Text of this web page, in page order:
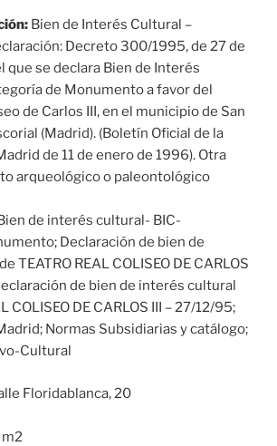
Bien de Interés Cultural –
Decreto 300/1995, de 27 de
que se declara Bien de Interés
de Monumento a favor del
de Carlos III, en el municipio de San
(Madrid). (Boletín Oficial de la
de 11 de enero de 1996). Otra
arqueológico o paleontológico
de interés cultural- BIC-
Declaración de bien de
TEATRO REAL COLISEO DE CARLOS
de bien de interés cultural
COLISEO DE CARLOS III – 27/12/95;
Normas Subsidiarias y catálogo;
Cultural
Floridablanca, 20